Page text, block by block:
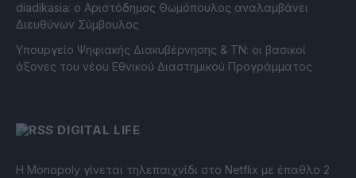
diadikasia: ο Αριστόδημος Θωμόπουλος αναλαμβάνει
Διευθύνων Σύμβουλος
Υπουργείο Ψηφιακής Διακυβέρνησης & ΤΝ: οι βασικοί
άξονες του νέου Εθνικού Διαστημικού Προγράμματος
DIGITAL LIFE
Η Monopoly γίνεται τηλεπαιχνίδι στο Netflix με έπαθλο 2